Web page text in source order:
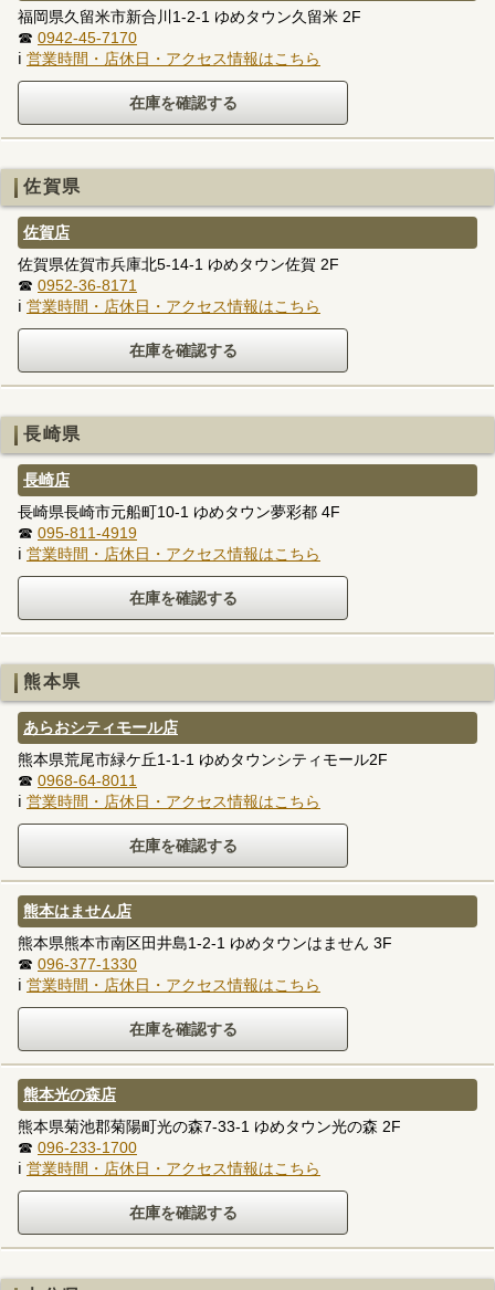
福岡県久留米市新合川1-2-1 ゆめタウン久留米 2F
☎ 0942-45-7170
ℹ 営業時間・店休日・アクセス情報はこちら
佐賀県
佐賀店
佐賀県佐賀市兵庫北5-14-1 ゆめタウン佐賀 2F
☎ 0952-36-8171
ℹ 営業時間・店休日・アクセス情報はこちら
長崎県
長崎店
長崎県長崎市元船町10-1 ゆめタウン夢彩都 4F
☎ 095-811-4919
ℹ 営業時間・店休日・アクセス情報はこちら
熊本県
あらおシティモール店
熊本県荒尾市緑ケ丘1-1-1 ゆめタウンシティモール2F
☎ 0968-64-8011
ℹ 営業時間・店休日・アクセス情報はこちら
熊本はません店
熊本県熊本市南区田井島1-2-1 ゆめタウンはません 3F
☎ 096-377-1330
ℹ 営業時間・店休日・アクセス情報はこちら
熊本光の森店
熊本県菊池郡菊陽町光の森7-33-1 ゆめタウン光の森 2F
☎ 096-233-1700
ℹ 営業時間・店休日・アクセス情報はこちら